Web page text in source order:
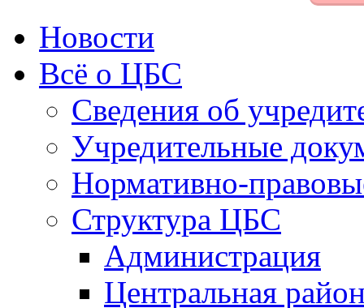
Новости
Всё о ЦБС
Сведения об
Учредительные
Нормативно-
Структура ЦБС
Администрация
Центральная